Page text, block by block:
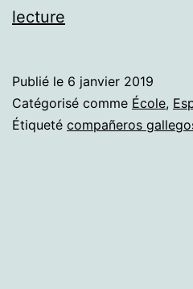
lecture
compañeros
gallegos.
Publié le 6 janvier 2019
Catégorisé comme École,
Étiqueté compañeros